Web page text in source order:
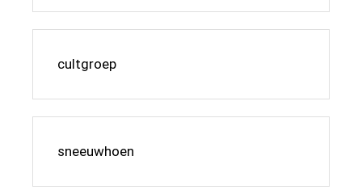
cultgroep
sneeuwhoen